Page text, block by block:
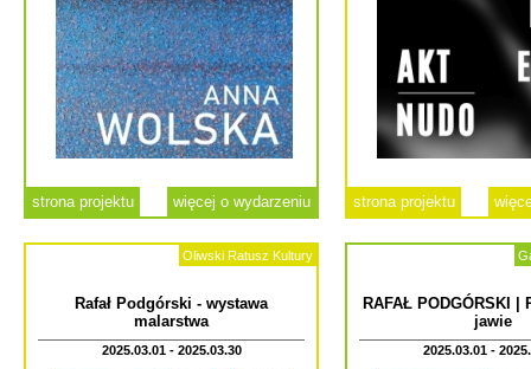
strona projektu więcej o wydarzeniu strona projektu
Oliwski Ratusz Kultury
Rafał Podgórski - wystawa
malarstwa
2025.03.01 - 2025.03.30
RAFAŁ PODGÓRSKI |
jawie
2025.03.01 -